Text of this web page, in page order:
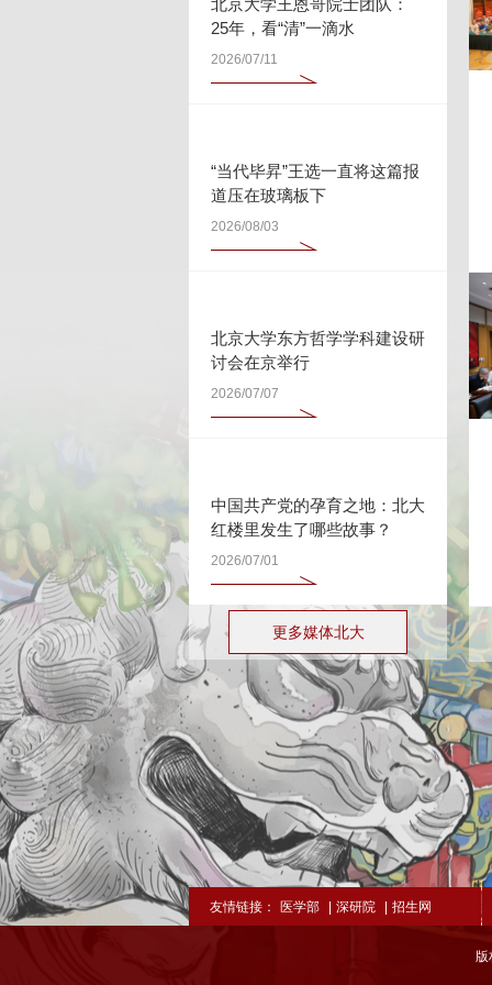
北京大学王恩哥院士团队：
25年，看“清”一滴水
2026/07/11
“当代毕昇”王选一直将这篇报
道压在玻璃板下
2026/08/03
北京大学东方哲学学科建设研
讨会在京举行
2026/07/07
中国共产党的孕育之地：北大
红楼里发生了哪些故事？
2026/07/01
更多媒体北大
友情链接： 医学部 | 深研院 | 招生网